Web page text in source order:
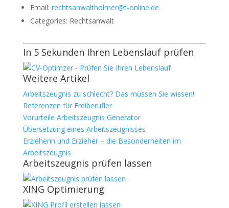
Email: rechtsanwaltholmer@t-online.de
Categories: Rechtsanwalt
In 5 Sekunden Ihren Lebenslauf prüfen
Weitere Artikel
Arbeitszeugnis zu schlecht? Das müssen Sie wissen!
Referenzen für Freiberufler
Vorurteile Arbeitszeugnis Generator
Übersetzung eines Arbeitszeugnisses
Erzieherin und Erzieher – die Besonderheiten im
Arbeitszeugnis
Arbeitszeugnis prüfen lassen
XING Optimierung